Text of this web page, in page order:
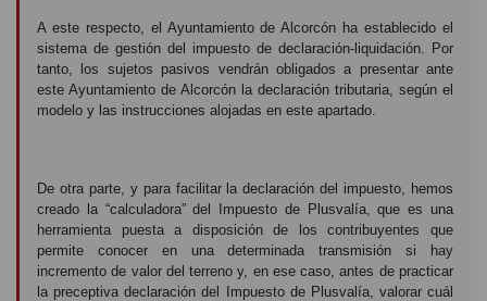
A este respecto, el Ayuntamiento de Alcorcón ha establecido el
sistema de gestión del impuesto de declaración-liquidación. Por
tanto, los sujetos pasivos vendrán obligados a presentar ante
este Ayuntamiento de Alcorcón la declaración tributaria, según el
modelo y las instrucciones alojadas en este apartado.
De otra parte, y para facilitar la declaración del impuesto, hemos
creado la “calculadora” del Impuesto de Plusvalía, que es una
herramienta puesta a disposición de los contribuyentes que
permite conocer en una determinada transmisión si hay
incremento de valor del terreno y, en ese caso, antes de practicar
la preceptiva declaración del Impuesto de Plusvalía, valorar cuál